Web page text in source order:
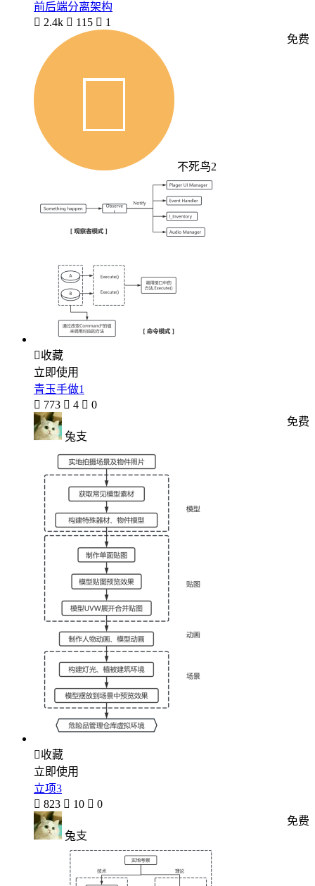
前后端分离架构
 2.4k  115  1
不死鸟2
免费
收藏
立即使用
青玉手做1
 773  4  0
兔支
免费
收藏
立即使用
立项3
 823  10  0
兔支
免费